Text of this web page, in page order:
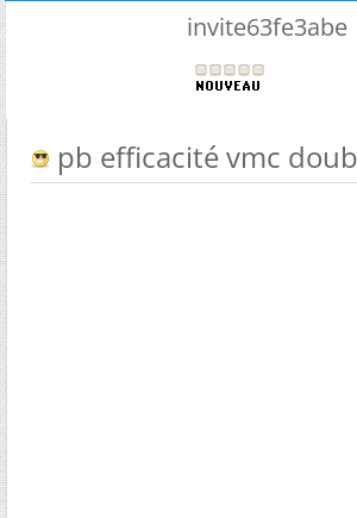
invite63fe3abe
pb efficacité vmc